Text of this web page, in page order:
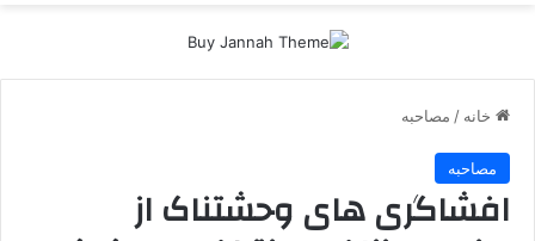
خانه / مصاحبه
مصاحبه
افشاگری های وحشتناک از